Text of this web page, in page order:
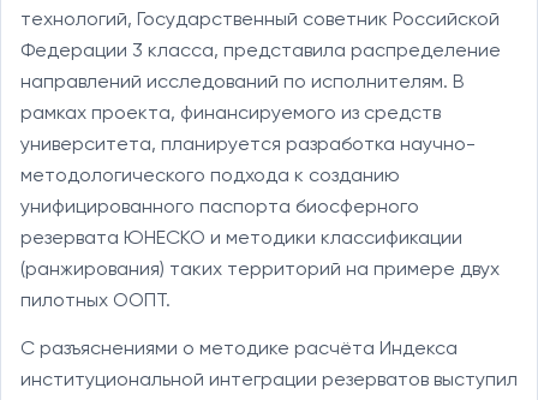
технологий, Государственный советник Российской
Федерации 3 класса, представила распределение
направлений исследований по исполнителям. В
рамках проекта, финансируемого из средств
университета, планируется разработка научно-
методологического подхода к созданию
унифицированного паспорта биосферного
резервата ЮНЕСКО и методики классификации
(ранжирования) таких территорий на примере двух
пилотных ООПТ.
С разъяснениями о методике расчёта Индекса
институциональной интеграции резерватов выступил